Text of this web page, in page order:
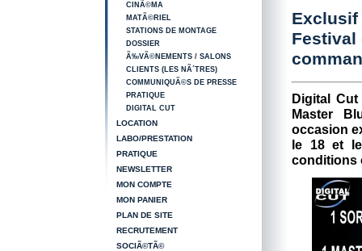
CINÃ©MA
MATÃ©RIEL
STATIONS DE MONTAGE
DOSSIER
Ã‰VÃ©NEMENTS / SALONS
CLIENTS (LES NÃ´TRES)
COMMUNIQUÃ©S DE PRESSE
PRATIQUE
DIGITAL CUT
LOCATION
LABO/PRESTATION
PRATIQUE
NEWSLETTER
MON COMPTE
MON PANIER
PLAN DE SITE
RECRUTEMENT
SOCIÃ©TÃ©
Festival
Digital
Master
occasion
le 18 et
conditions